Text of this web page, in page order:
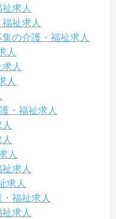
求人
祉求人
の介護・福祉求人
人
人
人
・福祉求人
人
求人
求人
福祉求人
求人